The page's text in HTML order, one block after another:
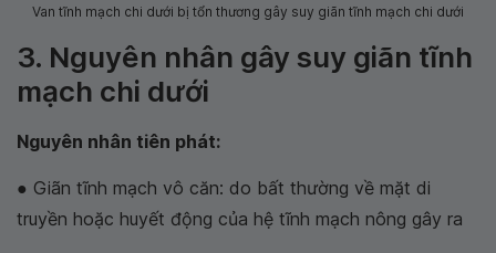
Van tĩnh mạch chi dưới bị tổn thương gây suy giãn tĩnh mạch chi dưới
3. Nguyên nhân gây suy giãn tĩnh
mạch chi dưới
Nguyên nhân tiên phát:
● Giãn tĩnh mạch vô căn: do bất thường về mặt di
truyền hoặc huyết động của hệ tĩnh mạch nông gây ra